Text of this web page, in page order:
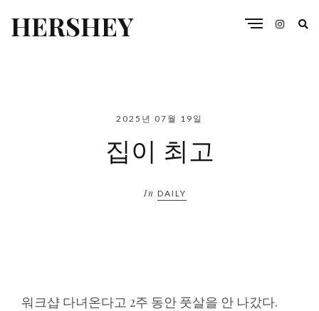
HERSHEY
2025년 07월 19일
집이 최고
In DAILY
워크샵 다녀온다고 2주 동안 풋살을 안 나갔다.